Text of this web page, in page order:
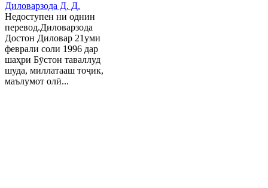
Диловарзода Д. Д.
Недоступен ни однин
перевод.Диловарзода
Достон Диловар 21уми
феврали соли 1996 дар
шаҳри Бӯстон таваллуд
шуда, миллатааш тоҷик,
маълумот олӣ...